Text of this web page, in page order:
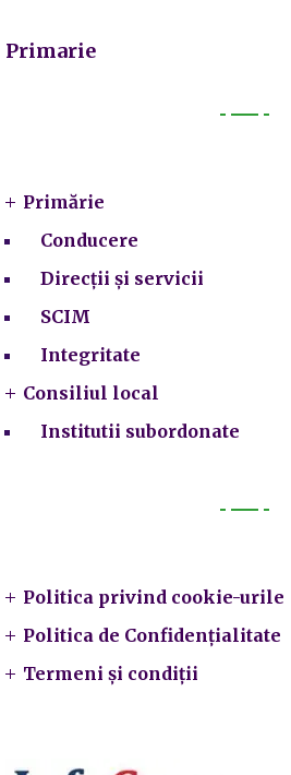
Primarie
Primărie
Conducere
Direcții și servicii
SCIM
Integritate
Consiliul local
Institutii subordonate
Politica privind cookie-urile
Politica de Confidențialitate
Termeni și condiții